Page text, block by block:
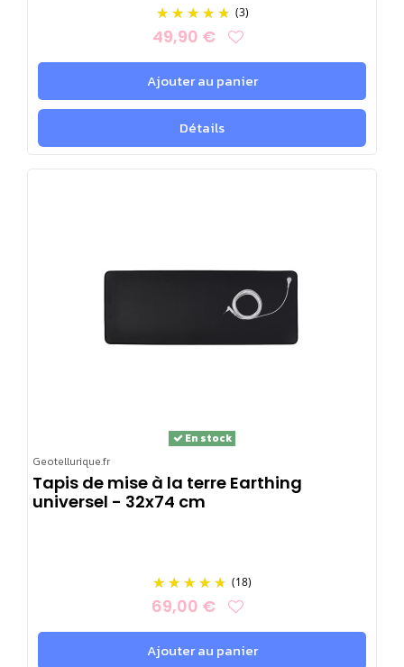
(3)
49,90 €
Ajouter au panier
Détails
Geotellurique.fr
En stock
Tapis de mise à la terre Earthing
universel - 32x74 cm
(18)
69,00 €
Ajouter au panier